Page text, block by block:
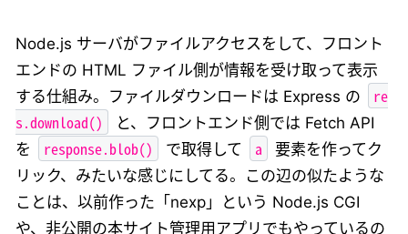
Node.js サーバがファイルアクセスをして、フロント
エンドの HTML ファイル側が情報を受け取って表示
する仕組み。ファイルダウンロードは Express の
re
s.download()
と、フロントエンド側では Fetch API
を
response.blob() で取得して a
要素を作ってク
リック、みたいな感じにしてる。この辺の似たような
ことは、以前作った「nexp」という Node.js CGI
や、非公開の本サイト管理用アプリでもやっているの